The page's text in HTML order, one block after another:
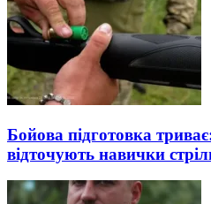
Бойова підготовка
відточують навички